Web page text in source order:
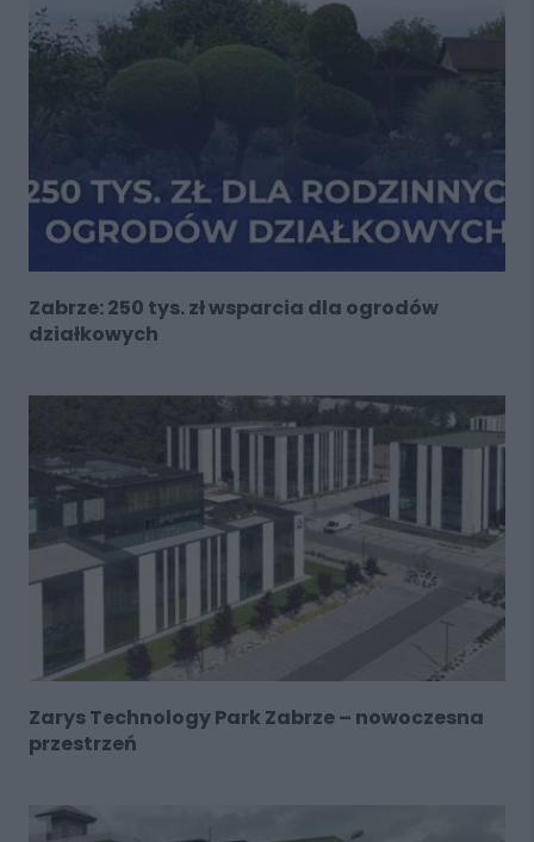
Zabrze: 250 tys. zł wsparcia dla ogrodów
działkowych
Zarys Technology Park Zabrze – nowoczesna
przestrzeń